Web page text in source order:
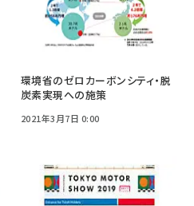
環境省のゼロカーボンシティ・脱
炭素実現への施策
2021年3月7日 0:00